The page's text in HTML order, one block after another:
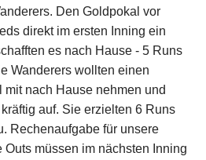
Den Goldpokal vor
direkt im ersten Inning ein
es nach Hause - 5 Runs
Wanderers wollten einen
nach Hause nehmen und
auf. Sie erzielten 6 Runs
Rechenaufgabe für unsere
müssen im nächsten Inning